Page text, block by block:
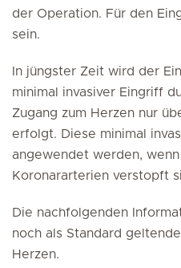
der Operation. Für den
sein.
In jüngster Zeit wird der
minimal invasiver Eingriff
Zugang zum Herzen nur
erfolgt. Diese minimal
angewendet werden,
Koronararterien verstopft
Die nachfolgenden
noch als Standard
Herzen.